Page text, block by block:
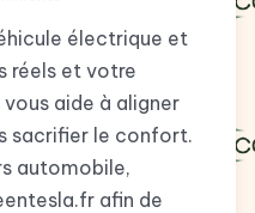
électrique et
réels et votre
aide à aligner
sacrifier le confort.
automobile,
afin de